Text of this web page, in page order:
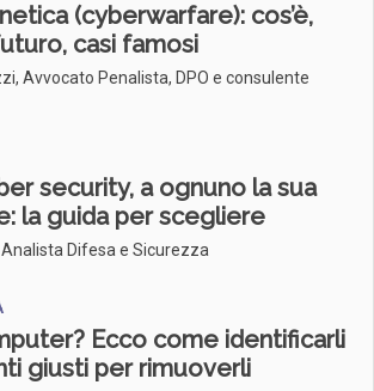
(cyberwarfare): cos’è,
casi famosi
Avvocato Penalista, DPO e consulente
security, a ognuno la sua
la guida per scegliere
Difesa e Sicurezza
Ecco come identificarli
giusti per rimuoverli